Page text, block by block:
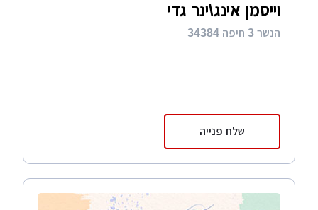
וייסמן אינג\ינר גדי
הנשר 3 חיפה 34384
שלח פנייה